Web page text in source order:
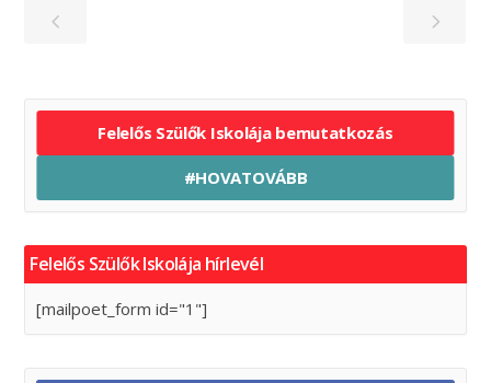
Felelős Szülők Iskolája bemutatkozás
#HOVATOVÁBB
Felelős Szülők Iskolája hírlevél
[mailpoet_form id="1"]